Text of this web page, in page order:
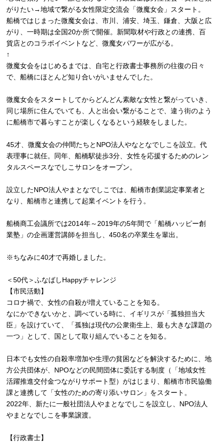
がりたい→地域で繋がる女性限定交流会「微魔女会」スタート。
船橋ではじまった微魔女会は、市川、浦安、埼玉、鎌倉、大阪と広
がり、一時期は全国20か所で開催。新聞取材や行政との連携、百
貨店とのコラボイベントなど、微魔女パワーが広がる。
↑
微魔女会をはじめるまでは、自宅と行政書士事務所の往復の日々
で、船橋にほとんど知り合いがいませんでした。
微魔女会をスタートしてからどんどん素敵な女性と繋がっていき、
同じ場所に住んでいても、人と出会い繋がることで、違う街のよう
に船橋市で暮らすことが楽しくなるという経験をしました。
45才、微魔女会の仲間たちとNPO法人やなとなでしこを設立。代
表理事に就任。同年、船橋駅徒歩3分、女性を応援するためのレン
タルスペースなでしこサロンをオープン。
設立したNPO法人やまとなでしこでは、船橋市創業認定事業者と
なり、船橋市と連携して起業イベントを行う。
船橋商工会議所では2014年～2019年の5年間で「船橋ハッピー創
業塾」の企画運営講師を担当し、450名の卒業生を輩出。
※ちなみに40才で再婚しました。
＜50代＞ふなばしHappyチャレンジ
【市民活動】
コロナ禍で、女性の自殺が増えていることを知る。
なにかできないかと、調べている時に、イギリスが「孤独担当大
臣」を設けていて、「孤独は現代の公衆衛生上、最も大きな課題の
一つ」として、国として取り組んでいることを知る。
日本でも女性の自殺率増加や生理の貧困などを解決するために、地
方公共団体が、NPOなどの民間団体に委託する制度（「地域女性
活躍推進交付金つながりサポート型）がはじまり、船橋市市民協働
課と連携して「女性のための寄り添いサロン」をスタート。
2022年、新たに一般社団法人やまとなでしこを設立し、NPO法人
やまとなでしこを事業譲渡。
【行政書士】